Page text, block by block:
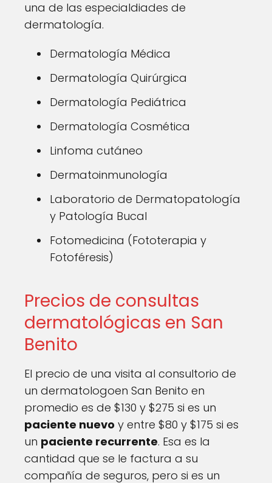
una de las especialdiades de
dermatología.
Dermatología Médica
Dermatología Quirúrgica
Dermatología Pediátrica
Dermatología Cosmética
Linfoma cutáneo
Dermatoinmunología
Laboratorio de Dermatopatología
y Patología Bucal
Fotomedicina (Fototerapia y
Fotoféresis)
Precios de consultas
dermatológicas en San
Benito
El precio de una visita al consultorio de
un dermatologoen San Benito en
promedio es de $130 y $275 si es un
paciente nuevo y entre $80 y $175 si es
un paciente recurrente. Esa es la
cantidad que se le factura a su
compañía de seguros, pero si es un